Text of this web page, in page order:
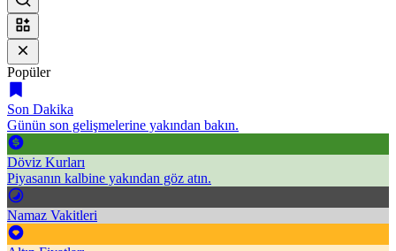
Popüler
Son Dakika
Günün son gelişmelerine yakından bakın.
Döviz Kurları
Piyasanın kalbine yakından göz atın.
Namaz Vakitleri